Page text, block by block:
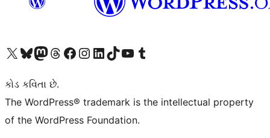
અમારા X (અગાઉ ટ્વિટર) એકાઉન્ટની મુલાકાત લોઅમારા Bluesky એકાઉન્ટની મુલાકાત લોઅમારા માસ્ટોડોન એકાઉન્ટની મુલાકાત લોઅમારા Threads એકાઉન્ટની મુલાકાત લો અમારા ફેસબુક પેજની મુલાકાત લોઅમારા ઇન્સ્ટાગ્રામ એકાઉન્ટની મુલાકાત લો અમારા LinkedIn એકાઉન્ટની મુલાકાત લોઅમારા TikTok એકાઉન્ટની મુલાકાત લોઅમારી YouTube ચેનલની મુલાકાત લો અમારા Tumblr એકાઉન્ટની મુલાકાત લો
કોડ કવિતા છે.
The WordPress® trademark is the intellectual property
of the WordPress Foundation.